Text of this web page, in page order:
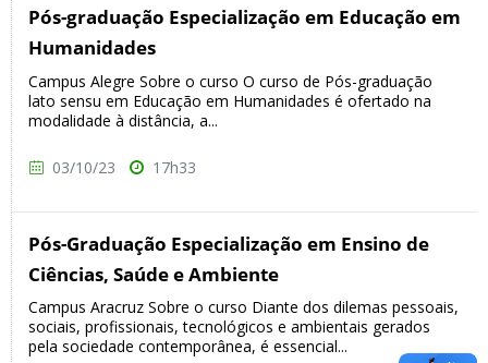
Pós-graduação Especialização em Educação em
Humanidades
Campus Alegre Sobre o curso O curso de Pós-graduação
lato sensu em Educação em Humanidades é ofertado na
modalidade à distância, a...
03/10/23 17h33
Pós-Graduação Especialização em Ensino de
Ciências, Saúde e Ambiente
Campus Aracruz Sobre o curso Diante dos dilemas pessoais,
sociais, profissionais, tecnológicos e ambientais gerados
pela sociedade contemporânea, é essencial...